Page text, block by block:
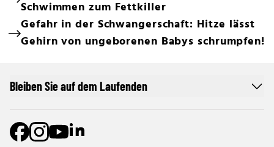
Schwimmen zum Fettkiller
Gefahr in der Schwangerschaft: Hitze lässt
Gehirn von ungeborenen Babys schrumpfen!
Bleiben Sie auf dem Laufenden